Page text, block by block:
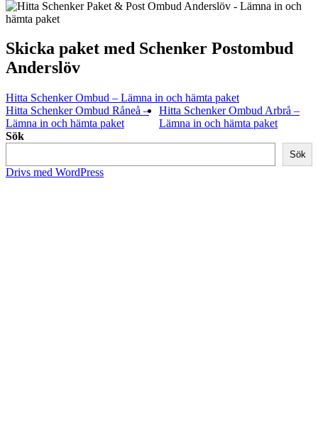
Skicka paket med Schenker Postombud
Anderslöv
Hitta Schenker Ombud – Lämna in och hämta paket
Hitta Schenker Ombud Råneå –
Lämna in och hämta paket
Hitta Schenker Ombud Arbrå –
Lämna in och hämta paket
Sök
Sök
Drivs med WordPress